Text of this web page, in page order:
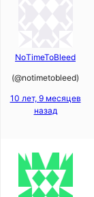
NoTimeToBleed
(@notimetobleed)
10 лет, 9 месяцев
назад